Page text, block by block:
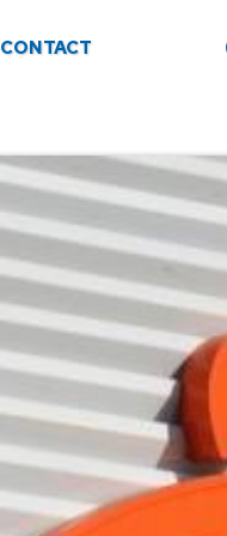
CONTACT